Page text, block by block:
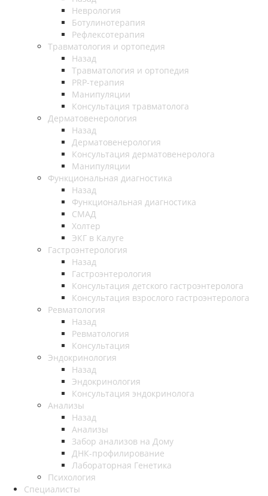
Неврология
Ботулинотерапия
Рефлексотерапия
Травматология и ортопедия
Назад
Травматология и ортопедия
PRP-терапия
Манипуляции
Консультация травматолога
Дерматовенерология
Назад
Дерматовенерология
Консультация дерматовенеролога
Манипуляции
Функциональная диагностика
Назад
Функциональная диагностика
СМАД
Холтер
ЭКГ в Калуге
Гастроэнтерология
Назад
Гастроэнтерология
Консультация детского гастроэнтеролога
Консультация взрослого гастроэнтеролога
Ревматология
Назад
Ревматология
Консультация
Эндокринология
Назад
Эндокринология
Консультация эндокринолога
Анализы
Назад
Анализы
Забор анализов на Дому
ДНК-профилирование
Лабораторная Генетика
Психология
Специалисты